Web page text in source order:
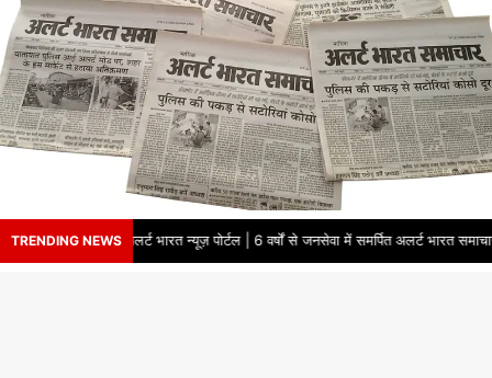
TRENDING NEWS
का नाम – अलर्ट भारत न्यूज़ पोर्टल | 6 वर्षों से जनसेवा में समर्पित अलर्ट भारत समाचार